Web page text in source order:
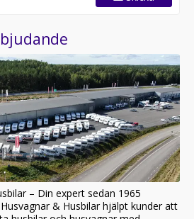
– Din expert sedan 1965
& Husbilar hjälpt kunder att